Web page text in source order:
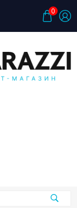
0